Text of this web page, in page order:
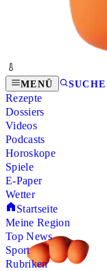
MENÜ SUCHE
Rezepte
Dossiers
Videos
Podcasts
Horoskope
Spiele
E-Paper
Wetter
Startseite
Meine Region
Top News
Sport
Rubriken